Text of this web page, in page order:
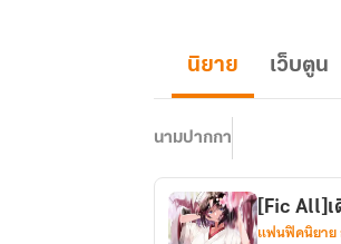
นิยาย เว็บตูน
นามปากกา
[Fic All]เ
แฟนฟิคนิยาย